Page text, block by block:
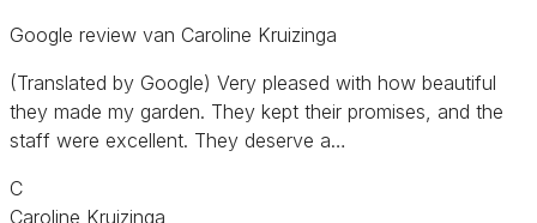
Google review van Caroline Kruizinga
(Translated by Google) Very pleased with how beautiful
they made my garden. They kept their promises, and the
staff were excellent. They deserve a…
C
Caroline Kruizinga